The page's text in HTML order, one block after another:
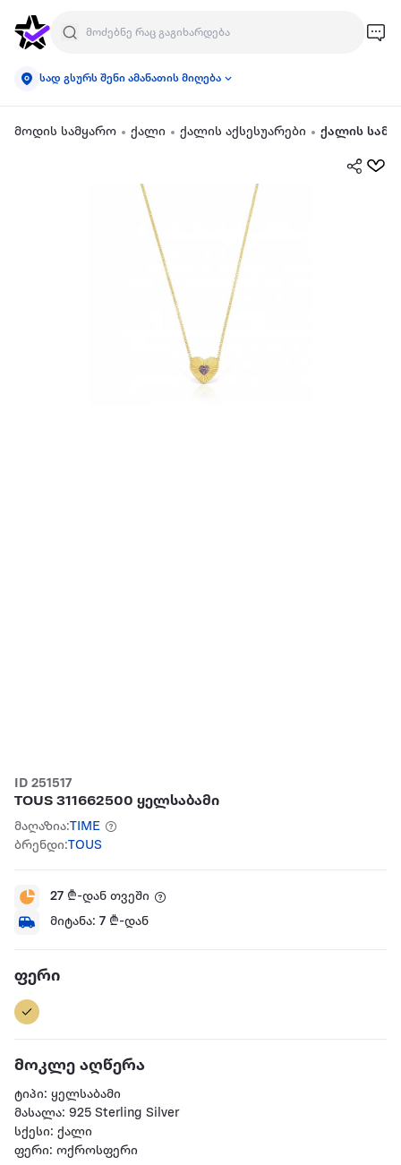
სად გსურს შენი ამანათის მიღება
მოდის სამყარო ქალი ქალის აქსესუარები ქალის
ID 251517
TOUS 311662500 ყელსაბამი
მაღაზია:TIME
ბრენდი:TOUS
27 ₾-დან თვეში
მიტანა: 7 ₾-დან
ფერი
მოკლე აღწერა
ტიპი: ყელსაბამი
მასალა: 925 Sterling Silver
სქესი: ქალი
ფერი: ოქროსფერი